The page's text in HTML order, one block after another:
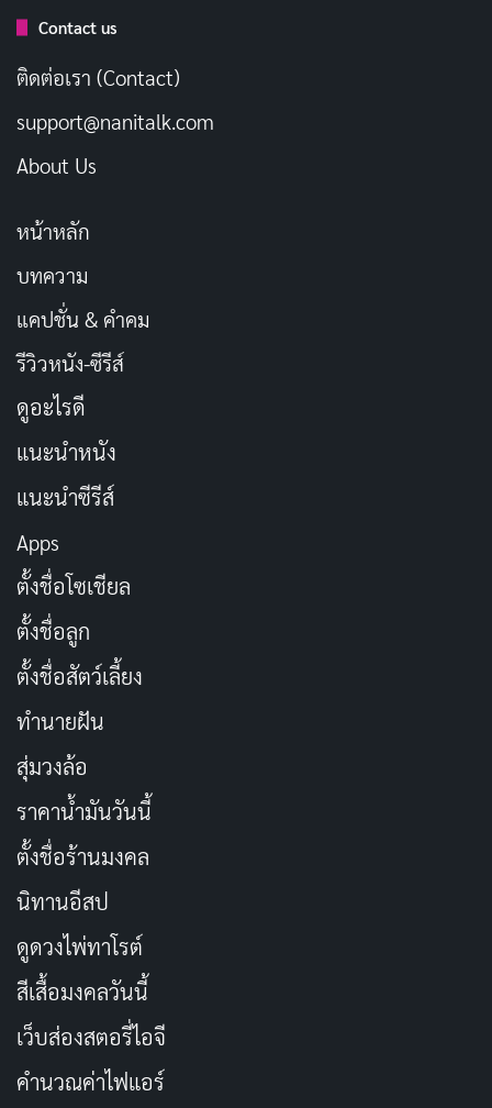
คือการพัฒนาของตัวละครหลัก โดยเฉพาะ
เริ่มต้นจากหญิงสาวธรรมดาที่ต้องทำงานช่วยครอบครัว แต่
เธอไม่เคยล้มเลิกความฝันในการเป็นนักร้องและนักแสดง
การพบกับโอกคยอง
ความสามารถของตนเอง
จองนยอนเท่านั้น แต่เธอยังเป็นตัวแทนของโลกบันเทิงที่
เต็มไปด้วยความท้าทายและความยากลำบาก เมื่อจองน
ยอนเริ่มฝึกซ้อมการแสดงและเตรียมตัวสำหรับการออดิชั่น
ความขัดแย้งในครอบครัวของเธอก็ทวีความรุนแรงขึ้น โดย
เฉพาะแม่ที่พยายามจะหยุดเธอจากการเดินตามความฝัน
ซีรีส์นี้ได้ถ่ายทอดความเป็นจริงของผู้หญิงในยุค 1950s ที่
ต้องเผชิญกับการกีดกันจากครอบครัวและสังคม เรื่องราว
ของจองนยอนเป็นการสะท้อนถึงความกล้าหาญและความ
มุ่งมั่นของคนรุ่นนั้นที่ไม่ยอมแพ้ต่อโชคชะตา
เรื่องราวของ
แค่เป็นเรื่องของการไล่ตามความฝันเท่านั้น แต่ยังสะท้อนถึง
ความขัดแย้งระหว่างคนรุ่นเก่ากับคนรุ่นใหม่ แม่ของจองน
ยอนมองว่าการร้องเพลงและการแสดงเป็นสิ่งที่ไม่มีความ
มั่นคง และเธอต้องการให้ลูกสาวของเธอมีชีวิตที่ปลอดภัย
ในขณะที่จองนยอนมองว่านี่คือเส้นทางที่เธอต้องการจะไป
Contact us
ติดต่อเรา (Contact)
support@nanitalk.com
About Us
หน้าหลัก
บทความ
แคปชั่น & คำคม
รีวิวหนัง-ซีรีส์
ดูอะไรดี
แนะนำหนัง
แนะนำซีรีส์
Apps
ตั้งชื่อโซเชียล
ตั้งชื่อลูก
ตั้งชื่อสัตว์เลี้ยง
ทำนายฝัน
สุ่มวงล้อ
ราคาน้ำมันวันนี้
ตั้งชื่อร้านมงคล
นิทานอีสป
ดูดวงไพ่ทาโรต์
สีเสื้อมงคลวันนี้
เว็บส่องสตอรี่ไอจี
คำนวณค่าไฟแอร์